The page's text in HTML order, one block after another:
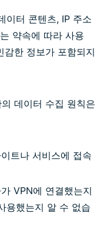
이터 콘텐츠, IP 주소
약속에 따라 사용
한 정보가 포함되지
데이터 수집 원칙은
트나 서비스에 접속
VPN에 연결했는지
용했는지 알 수 없습